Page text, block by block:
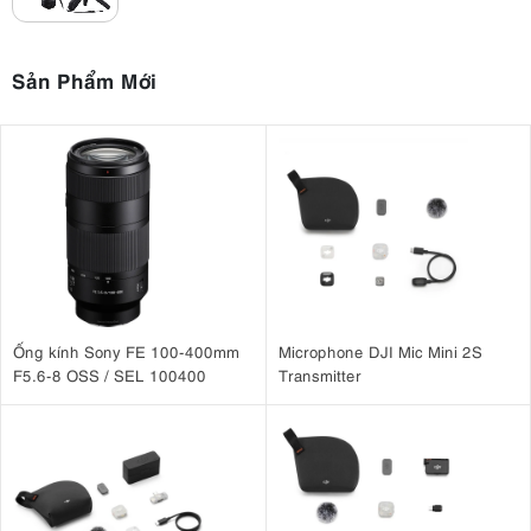
Orange và Retro Green
Kết nối Wi-Fi và Bluetooth để truyền tệp liền mạch qua ứng
3. Đánh giá Canon PowerShot V1 - một
chiếc máy ảnh vlog đáng giá với chất lượng
video 4K sắc nét
3.1. Cảm biến 1,4 inch 22.3MP cho ảnh tĩnh và video chân
Canon V1 là máy ảnh kỹ thuật số nhỏ gọn lai mang đến thông số
kỹ thuật nâng cấp cho dòng máy PowerShot. Được xây dựng dựa
megapixel lớn mới của V1 tương tự như cảm biến micro-four-thirds
nhưng có tỷ lệ khung hình 3:2 rộng hơn. Nó có diện tích gấp đôi
cảm biến 1,0 inch thường thấy ở máy ảnh nhỏ gọn. Cảm biến này
cung cấp chất lượng sắc nét hơn và độ nhạy được cải thiện để
Sản Phẩm Mới
Ống kính Sony FE 100-400mm
F5.6-8 OSS / SEL 100400
Microphone DJI Mic Mini 2S
Transmitter